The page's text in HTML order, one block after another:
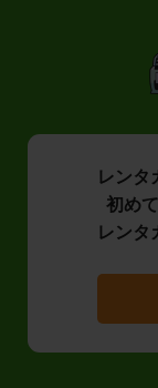
レンタ
初め
レンタ